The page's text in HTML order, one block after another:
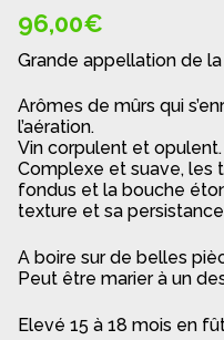
96,00€
Grande appellation de
Arômes de mûrs qui
l’aération.
Vin corpulent et opulent.
Complexe et suave, les
fondus et la bouche
texture et sa
A boire sur de belles
Peut être marier à un
Elevé 15 à 18 mois en